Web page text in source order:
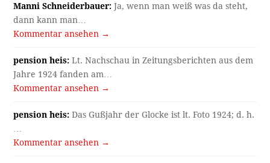
Manni Schneiderbauer: Ja, wenn man weiß was da steht,
dann kann man…
Kommentar ansehen →
pension heis: Lt. Nachschau in Zeitungsberichten aus dem
Jahre 1924 fanden am…
Kommentar ansehen →
pension heis: Das Gußjahr der Glocke ist lt. Foto 1924; d. h.
Kommentar ansehen →